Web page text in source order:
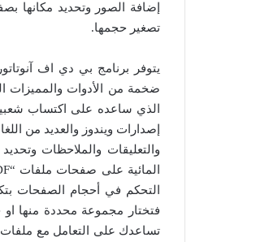
إضافة الصور وتحديد مكانها
تصغير حجمها.
ضخمة من الأدوات والمميزات
الذي ساعده على اكتساب
إصدارات ويندوز والعديد من
والتعليقات والملاحظات
التحكم في أحجام الصفحات
فتختار مجموعة محددة منها او
تساعدك على التعامل مع